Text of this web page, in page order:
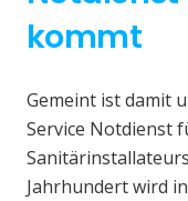
kommt
Gemeint ist damit
Service Notdienst
Jahrhundert wird